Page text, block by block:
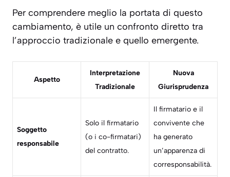
Per comprendere meglio la portata di questo
cambiamento, è utile un confronto diretto tra
l’approccio tradizionale e quello emergente.
Aspetto
Interpretazione
Tradizionale
Nuova
Giurisprudenza
Soggetto
responsabile
Solo il firmatario
(o i co-firmatari)
del contratto.
Il firmatario e il
convivente che
ha generato
un’apparenza di
corresponsabilità.